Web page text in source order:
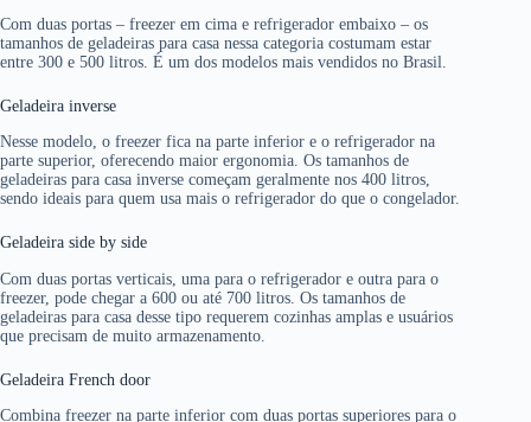
Com duas portas – freezer em cima e refrigerador embaixo – os
tamanhos de geladeiras para casa nessa categoria costumam estar
entre 300 e 500 litros. É um dos modelos mais vendidos no Brasil.
Geladeira inverse
Nesse modelo, o freezer fica na parte inferior e o refrigerador na
parte superior, oferecendo maior ergonomia. Os tamanhos de
geladeiras para casa inverse começam geralmente nos 400 litros,
sendo ideais para quem usa mais o refrigerador do que o congelador.
Geladeira side by side
Com duas portas verticais, uma para o refrigerador e outra para o
freezer, pode chegar a 600 ou até 700 litros. Os tamanhos de
geladeiras para casa desse tipo requerem cozinhas amplas e usuários
que precisam de muito armazenamento.
Geladeira French door
Combina freezer na parte inferior com duas portas superiores para o